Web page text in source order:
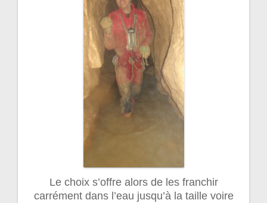
Le choix s’offre alors de les franchir
carrément dans l’eau jusqu’à la taille voire